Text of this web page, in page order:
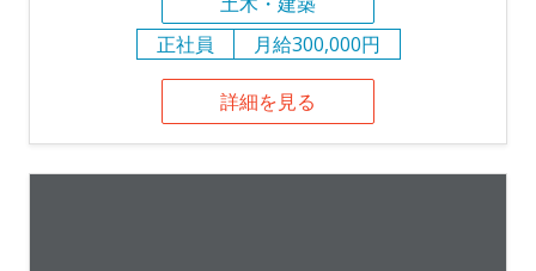
正社員
月給300,000円
詳細を見る